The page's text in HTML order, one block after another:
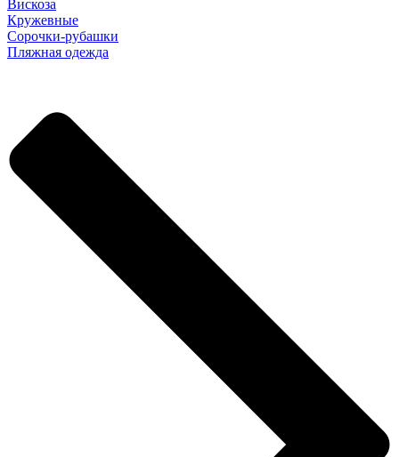
Вискоза
Кружевные
Сорочки-рубашки
Пляжная одежда